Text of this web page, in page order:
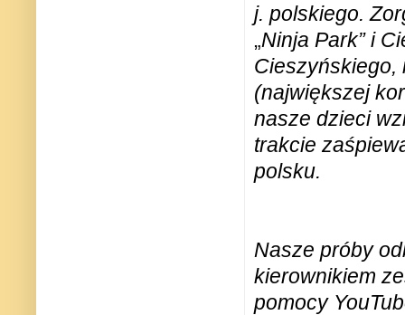
j. polskiego.
„Ninja Park” i
Cieszyńskiego,
(największej
nasze dzieci
trakcie
polsku.
Nasze próby
kierownikiem
pomocy